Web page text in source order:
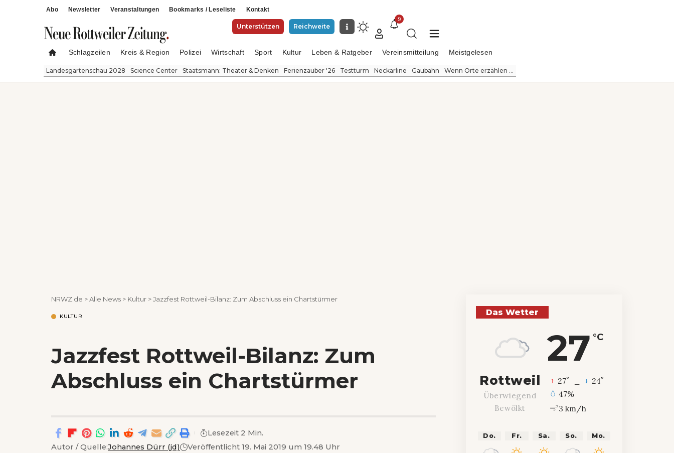
Abo Newsletter Veranstaltungen Bookmarks / Leseliste Kontakt
Unterstützen Reichweite
9
Schlagzeilen Kreis & Region Polizei Wirtschaft Sport Kultur Leben & Ratgeber Vereinsmitteilung Meistgelesen
Landesgartenschau 2028 Science Center Staatsmann: Theater & Denken Ferienzauber '26 Testturm Neckarline Gäubahn Wenn Orte erzählen ...
NRWZ.de >Alle News > Kultur >Jazzfest Rottweil-Bilanz: Zum Abschluss ein Chartstürmer
KULTUR
Jazzfest Rottweil-Bilanz: Zum
Abschluss ein Chartstürmer
Autor / Quelle:Johannes Dürr (jd)
Veröffentlicht 19. Mai 2019 um 19.48 Uhr
Lesezeit 2 Min.
Das Wetter
27 °C
Rottweil
Überwiegend
Bewölkt
27° 24°
47%
3 km/h
Do. Fr. Sa. So. Mo.